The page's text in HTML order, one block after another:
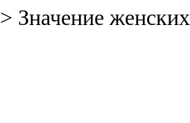
> Значение